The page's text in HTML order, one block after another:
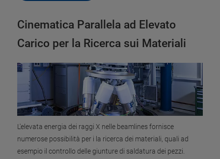
Cinematica Parallela ad Elevato
Carico per la Ricerca sui Materiali
L'elevata energia dei raggi X nelle beamlines fornisce
numerose possibilità per i la ricerca dei materiali, quali ad
esempio il controllo delle giunture di saldatura dei pezzi.